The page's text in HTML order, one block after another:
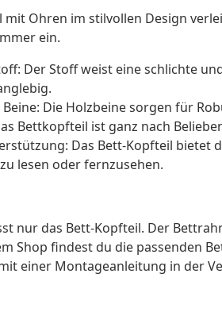
mit Ohren im stilvollen Design
ein.
Der Stoff weist eine schlichte
Die Holzbeine sorgen für
Bettkopfteil ist ganz nach
Das Bett-Kopfteil bietet
lesen oder fernzusehen.
nur das Bett-Kopfteil. Der
Shop findest du die passenden
einer Montageanleitung in der